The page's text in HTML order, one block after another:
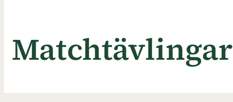
Matchtävlingar